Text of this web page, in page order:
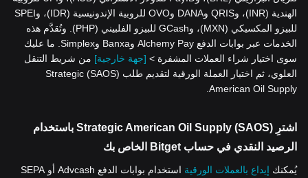
الهندية (INR)، وQRIS وDANA وOVO للروبية الإندونيسية (IDR)، وSPEI
للبيزو المكسيكي (MXN)، وGCash للبيزو الفلبيني (PHP). وتُقدَّم هذه
الخدمات عبر بوابات الدفع Alchemy Pay وBanxa وSimplex. ما عليك
سوى اختيار شراء العملات المشفرة > [جهة خارجية] من شريط التنقل
العلوي، ثم اختيار العملة الورقية لتقديم طلب (SAOS) Strategic
American Oil Supply.
اشترِ (SAOS) Strategic American Oil Supply باستخدام
الرصيد النقدي في حساب Bitget الخاص بك
يُمكنك إيداع بالعملات الورقية
استخدام بوابات الدفع Advcash أو SEPA